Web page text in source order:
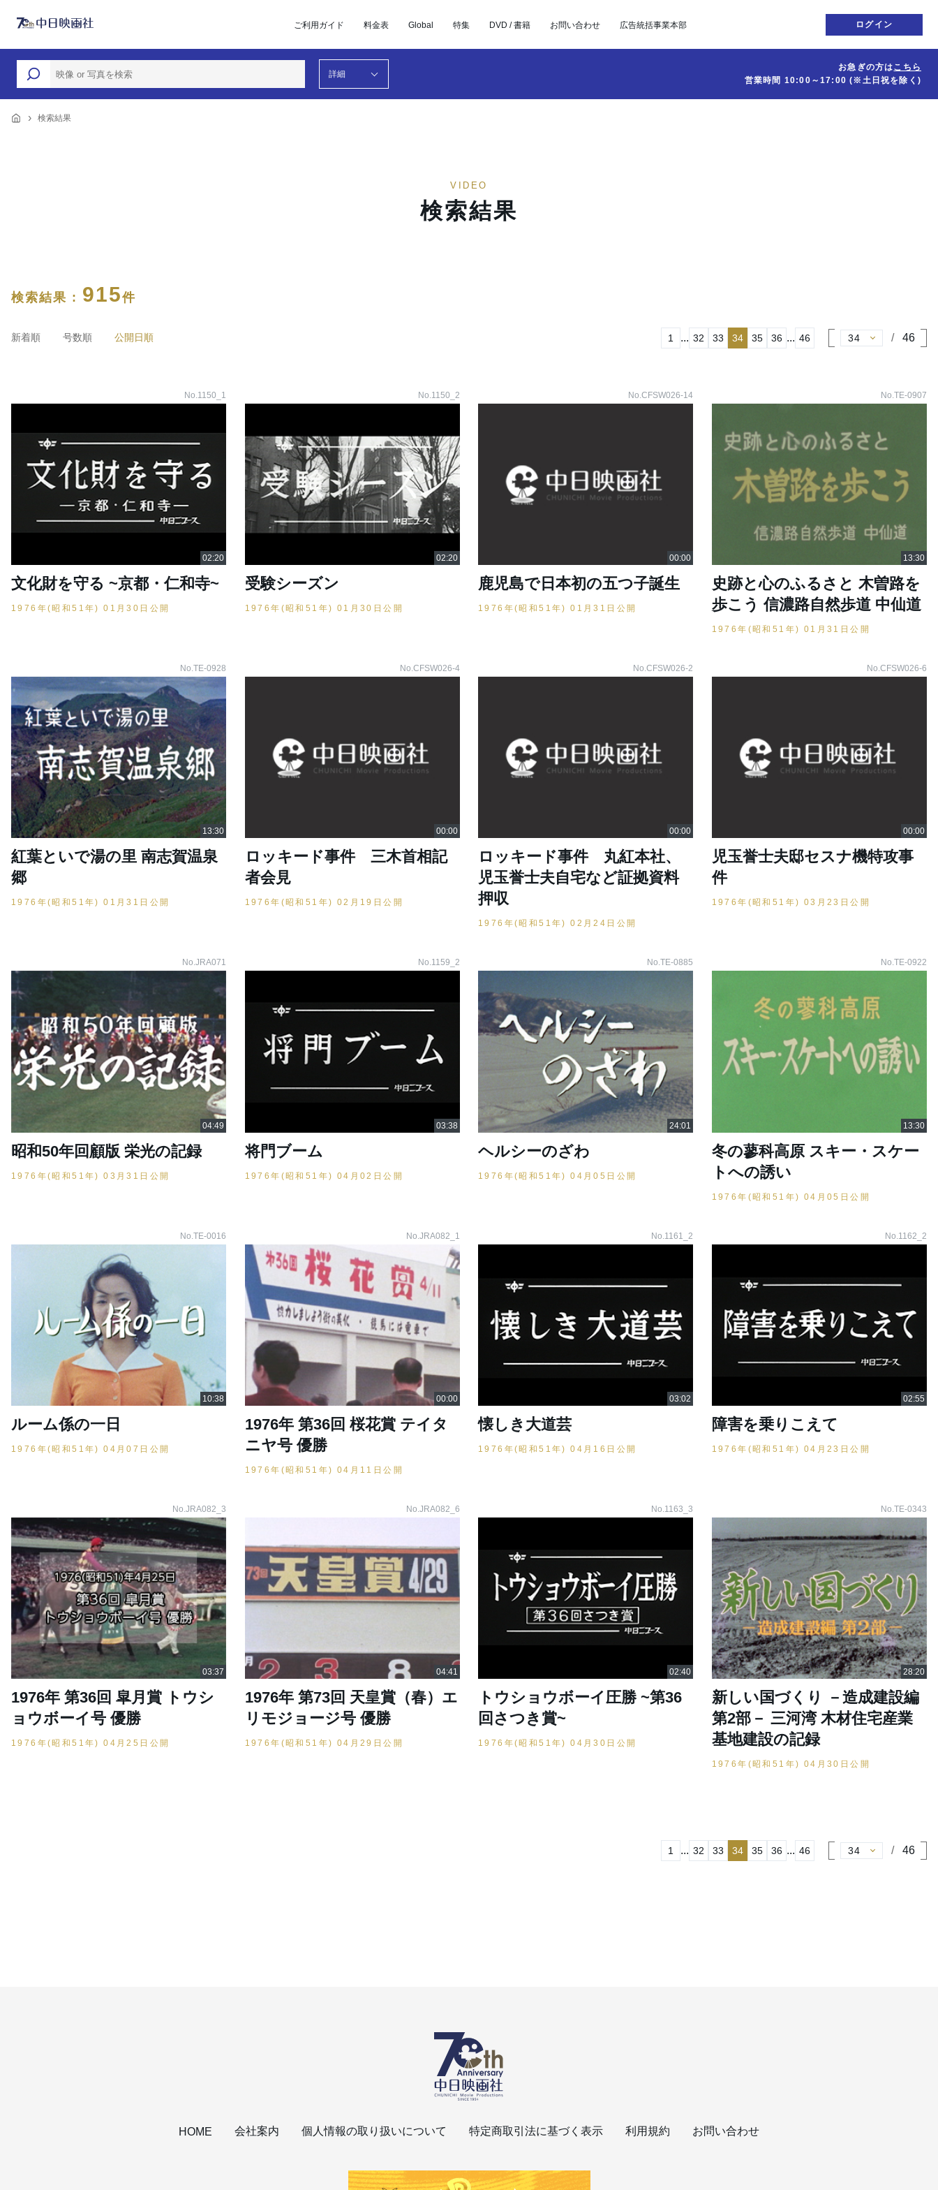
ご利用ガイド 料金表 Global 特集 DVD / 書籍 お問い合わせ 広告統括事業本部 ログイン
詳細
お急ぎの方はこちら
営業時間 10:00～17:00(※土日祝を除く)
検索結果
VIDEO
検索結果
検索結果 : 915件
新着順 号数順 公開日順 1 ... 32 33 34 35 36 ... 46 46
No.1150_1
文化財を守る ~京都・仁和寺~
1976年(昭和51年) 01月30日公開
No.1150_2
受験シーズン
1976年(昭和51年) 01月30日公開
No.CFSW026-14
鹿児島で日本初の五つ子誕生
1976年(昭和51年) 01月31日公開
No.TE-0907
史跡と心のふるさと 木曽路を
歩こう 信濃路自然歩道 中仙道
1976年(昭和51年) 01月31日公開
No.TE-0928
紅葉といで湯の里 南志賀温泉
郷
1976年(昭和51年) 01月31日公開
No.CFSW026-4
ロッキード事件 三木首相記
者会見
1976年(昭和51年) 02月19日公開
No.CFSW026-2
ロッキード事件 丸紅本社、
児玉誉士夫自宅など証拠資料
押収
1976年(昭和51年) 02月24日公開
No.CFSW026-6
児玉誉士夫邸セスナ機特攻事
件
1976年(昭和51年) 03月23日公開
No.JRA071
昭和50年回顧版 栄光の記録
1976年(昭和51年) 03月31日公開
No.1159_2
将門ブーム
1976年(昭和51年) 04月02日公開
No.TE-0885
ヘルシーのざわ
1976年(昭和51年) 04月05日公開
No.TE-0922
冬の蓼科高原 スキー・スケー
トへの誘い
1976年(昭和51年) 04月05日公開
No.TE-0016
ルーム係の一日
1976年(昭和51年) 04月07日公開
No.JRA082_1
1976年 第36回 桜花賞 テイタ
ニヤ号 優勝
1976年(昭和51年) 04月11日公開
No.1161_2
懐しき大道芸
1976年(昭和51年) 04月16日公開
No.1162_2
障害を乗りこえて
1976年(昭和51年) 04月23日公開
No.JRA082_3
1976年 第36回 皐月賞 トウシ
ョウボーイ号 優勝
1976年(昭和51年) 04月25日公開
No.JRA082_6
1976年 第73回 天皇賞（春）エ
リモジョージ号 優勝
1976年(昭和51年) 04月29日公開
No.1163_3
トウショウボーイ圧勝 ~第36
回さつき賞~
1976年(昭和51年) 04月30日公開
No.TE-0343
新しい国づくり －造成建設編
第2部－ 三河湾 木材住宅産業
基地建設の記録
1976年(昭和51年) 04月30日公開
1 ... 32 33 34 35 36 ... 46 46
HOME 会社案内 個人情報の取り扱いについて 特定商取引法に基づく表示 利用規約 お問い合わせ